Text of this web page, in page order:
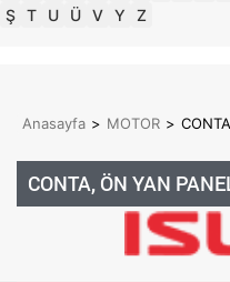
Ş T U Ü V Y Z
Anasayfa > MOTOR >
CONTA, ÖN YAN